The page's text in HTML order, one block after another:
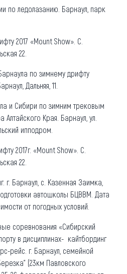
по ледолазанию. Барнаул, парк
2017 «Mount Show». С.
22.
по зимнему дрифту
Дальняя, 11.
и Сибири по зимним трековым
Алтайского Края. Барнаул, ул.
ипподром.
2017г. «Mount Show». С.
22.
г. Барнаул, с. Казенная Заимка,
автошколы БЦВВМ. Дата
от погодных условий.
соревнования «Сибирский
в дисциплинах- кайтбординг
рейс. г. Барнаул, семейной
(23км Павловского